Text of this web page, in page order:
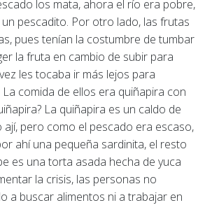
los mata, ahora el río era pobre,
pescadito. Por otro lado, las frutas
pues tenían la costumbre de tumbar
la fruta en cambio de subir para
les tocaba ir más lejos para
comida de ellos era quiñapira con
La quiñapira es un caldo de
pero como el pescado era escaso,
ahí una pequeña sardinita, el resto
es una torta asada hecha de yuca
la crisis, las personas no
a buscar alimentos ni a trabajar en